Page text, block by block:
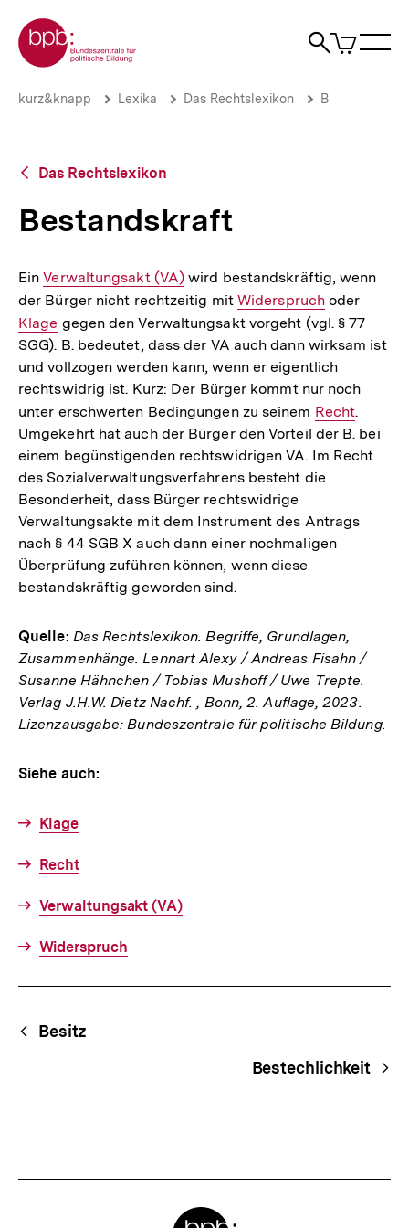
zum
Seiteninhalt
springen
Zur Startseite der bpb
Suche
Artikel
im
Bestandskraft
Brotkrümelnavigation
Pfadnavigation
kurz&knapp Lexika Das Rechtslexikon B
Zurück
Übersicht
Das Rechtslexikon
Bestandskraft
EinInterner
Link:
Verwaltungsakt (VA) wird bestandskräftig, wenn
der Bürger nicht rechtzeitig mit Interner
Link:
Widerspruchoder
Link:
Klage gegen den Verwaltungsakt vorgeht (vgl. § 77
SGG). B. bedeutet, dass der VA auch dann wirksam ist
und vollzogen werden kann, wenn er eigentlich
rechtswidrig ist. Kurz: Der Bürger kommt nur noch
unter erschwerten Bedingungen zu seinem Interner
Link:
Recht.
Umgekehrt hat auch der Bürger den Vorteil der B. bei
einem begünstigenden rechtswidrigen VA. Im Recht
des Sozialverwaltungsverfahrens besteht die
Besonderheit, dass Bürger rechtswidrige
Verwaltungsakte mit dem Instrument des Antrags
nach § 44 SGB X auch dann einer nochmaligen
Überprüfung zuführen können, wenn diese
bestandskräftig geworden sind.
Quelle: Das Rechtslexikon. Begriffe, Grundlagen,
Zusammenhänge. Lennart Alexy / Andreas Fisahn /
Susanne Hähnchen / Tobias Mushoff / Uwe Trepte.
Verlag J.H.W. Dietz Nachf. , Bonn, 2. Auflage, 2023.
Lizenzausgabe: Bundeszentrale für politische Bildung.
Siehe auch:
Klage
Recht
Verwaltungsakt (VA)
Widerspruch
Begriffsnavigation
Content-
Navigation
Besitz
Bestechlichkeit